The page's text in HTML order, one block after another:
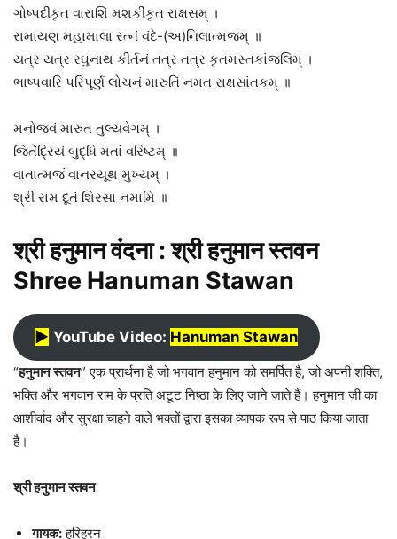
ગોષ્પદીકૃત વારાશિં મશકીકૃત રાક્ષસમ્ ।
રામાયણ મહામાલા રત્નં વંદે-(અ)નિલાત્મજમ્ ॥
યત્ર યત્ર રઘુનાથ કીર્તનં તત્ર તત્ર કૃતમસ્તકાંજલિમ્ ।
ભાષ્પવારિ પરિપૂર્ણ લોચનં મારુતિં નમત રાક્ષસાંતકમ્ ॥
મનોજવં મારુત તુલ્યવેગમ્ ।
જિતેંદ્રિયં બુદ્ધિ મતાં વરિષ્ટમ્ ॥
વાતાત્મજં વાનરયૂથ મુખ્યમ્ ।
શ્રી રામ દૂતં શિરસા નમામિ ॥
श्री हनुमान वंदना : श्री हनुमान स्तवन
Shree Hanuman Stawan
▶︎ YouTube Video: Hanuman Stawan
“हनुमान स्तवन” एक प्रार्थना है जो भगवान हनुमान को समर्पित है, जो अपनी शक्ति,
भक्ति और भगवान राम के प्रति अटूट निष्ठा के लिए जाने जाते हैं। हनुमान जी का
आशीर्वाद और सुरक्षा चाहने वाले भक्तों द्वारा इसका व्यापक रूप से पाठ किया जाता
है।
श्री हनुमान स्तवन
गायक:हरिहरन